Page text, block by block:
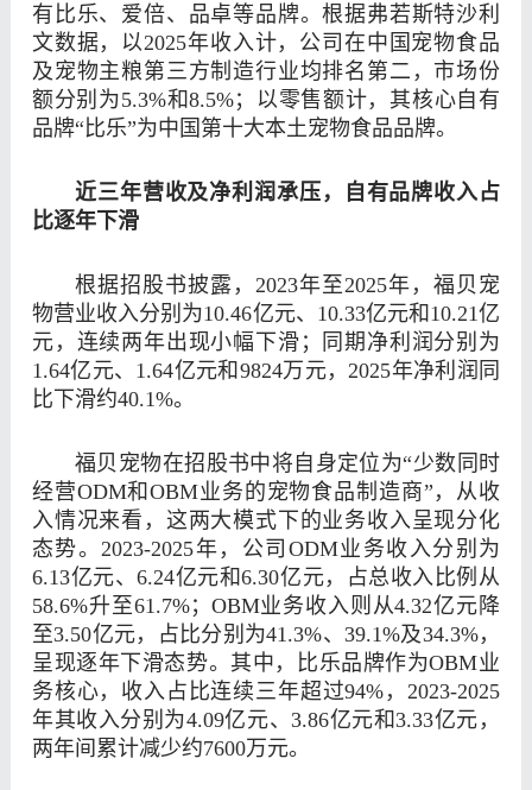
有比乐、爱倍、品卓等品牌。根据弗若斯特沙利
文数据，以2025年收入计，公司在中国宠物食品
及宠物主粮第三方制造行业均排名第二，市场份
额分别为5.3%和8.5%；以零售额计，其核心自有
品牌“比乐”为中国第十大本土宠物食品品牌。
近三年营收及净利润承压 ，
自有品牌收入占
比逐年下滑
根据招股书披露，2023年至2025年，福贝宠
物营业收入分别为10.46亿元、10.33亿元和10.21亿
元，连续两年出现小幅下滑；同期净利润分别为
1.64亿元、1.64亿元和9824万元，2025年净利润同
比下滑约40.1%。
福贝宠物在招股书中将自身定位为“少数同时
经营ODM和OBM业务的宠物食品制造商”，从收
入情况来看，这两大模式下的业务收入呈现分化
态势。2023-2025年，公司ODM业务收入分别为
6.13亿元、6.24亿元和6.30亿元，占总收入比例从
58.6%升至61.7%；OBM业务收入则从4.32亿元降
至3.50亿元，占比分别为41.3%、39.1%及34.3%，
呈现逐年下滑态势。其中，比乐品牌作为OBM业
务核心，收入占比连续三年超过94%，2023-2025
年其收入分别为4.09亿元、3.86亿元和3.33亿元，
两年间累计减少约7600万元。